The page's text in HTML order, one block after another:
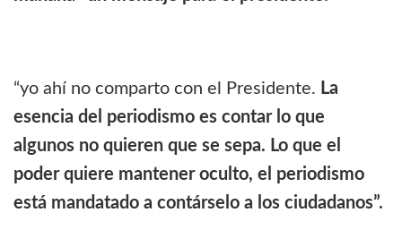
“yo ahí no comparto con el Presidente. La
esencia del periodismo es contar lo que
algunos no quieren que se sepa. Lo que el
poder quiere mantener oculto, el periodismo
está mandatado a contárselo a los ciudadanos”.